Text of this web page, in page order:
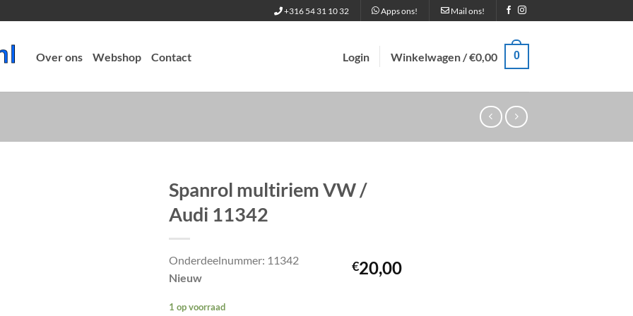
+316 54 31 10 32 Apps ons! Mail ons!
Over ons Webshop Contact Login Winkelwagen /€0,00 0
Spanrol multiriem VW /
Audi 11342
€20,00
Onderdeelnummer: 11342
Nieuw
1 op voorraad